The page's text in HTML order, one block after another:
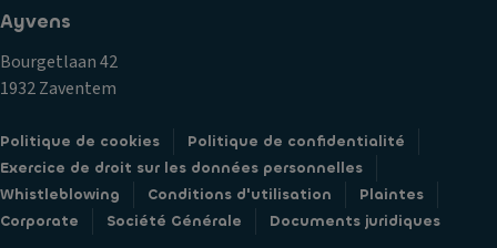
Ayvens
Bourgetlaan 42
1932 Zaventem
Politique de cookies
Politique de confidentialité
Exercice de droit sur les données personnelles
Whistleblowing
Conditions d'utilisation
Plaintes
Corporate
Société Générale Documents juridiques